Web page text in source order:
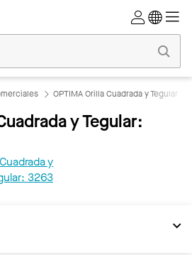
OPTIMA Orilla Cuadrada y Tegular
y Tegular:
y
3263